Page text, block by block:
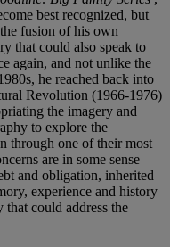
best recognized, but
fusion of his own
that could also speak to
again, and not unlike the
he reached back into
Revolution (1966-1976)
the imagery and
to explore the
through one of their most
are in some sense
and obligation, inherited
experience and history
could address the